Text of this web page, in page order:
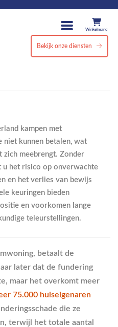
Winkelmand
Bekijk onze diensten
kampen met
niet kunnen betalen, wat
zich meebrengt. Zonder
u het risico op onverwachte
en het verlies van bewijs
keuringen bieden
en voorkomen lange
teleurstellingen.
betaalt de
later dat de fundering
maar het overkomt meer
75.000 huiseigenaren
die ze
terwijl het totale aantal